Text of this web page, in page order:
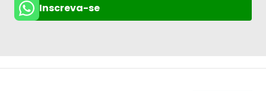
Inscreva-se